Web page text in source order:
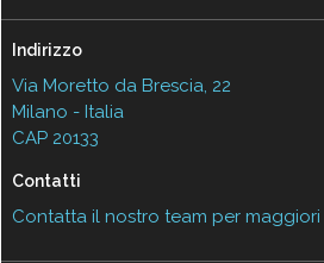
Indirizzo
Via Moretto da Brescia, 22
Milano - Italia
CAP 20133
Contatti
Contatta il nostro team per